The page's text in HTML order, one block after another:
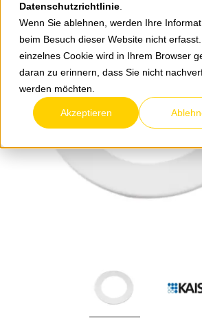
Datenschutzrichtlinie
Wenn Sie ablehnen, werden Ihre
beim Besuch dieser Website nicht
einzelnes Cookie wird in Ihrem Browser
daran zu erinnern, dass Sie nicht
werden möchten.
Akzeptieren